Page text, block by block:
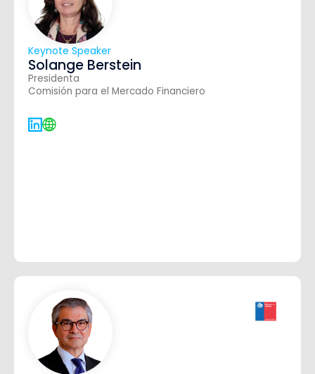
Keynote Speaker
Solange Berstein
Presidenta
Comisión para el Mercado Financiero